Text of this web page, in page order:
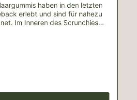
haben in den letzten
erlebt und sind für nahezu
Im Inneren des Scrunchies
mal schmutzig werden, kannst
Wäsche einfach bei 30°C
du am besten ein